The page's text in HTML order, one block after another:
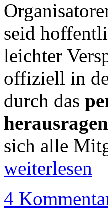
seid
leichter
offiziell in
durch das
sich alle
weiterlesen
4